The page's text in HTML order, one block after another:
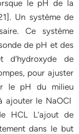
le pH de la
Un système de
Ce système
de pH et des
d’hydroxyde de
pour ajuster
le pH du milieu
ajouter le NaOCI
HCL L’ajout de
dans le but